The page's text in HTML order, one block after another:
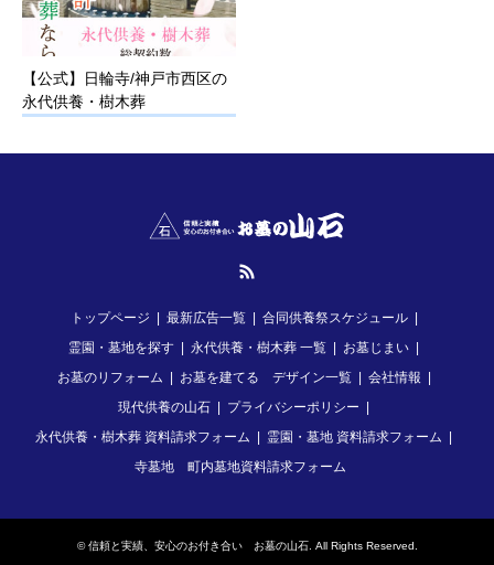
【公式】日輪寺/神戸市西区の
永代供養・樹木葬
トップページ 最新広告一覧
合同供養祭スケジュール
霊園・墓地を探す
永代供養・樹木葬 一覧
お墓じまい
お墓のリフォーム
お墓を建てる デザイン一覧
会社情報
現代供養の山石
プライバシーポリシー
永代供養・樹木葬 資料請求フォーム
霊園・墓地 資料請求フォーム
寺墓地 町内墓地資料請求フォーム
©信頼と実績、安心のお付き合い お墓の山石. All Rights Reserved.